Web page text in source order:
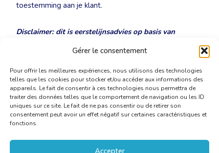
Gérer le consentement
Pour offrir les meilleures expériences, nous utilisons des technologies
telles que les cookies pour stocker et/ou accéder aux informations des
appareils. Le fait de consentir à ces technologies nous permettra de
traiter des données telles que le comportement de navigation ou les ID
uniques sur ce site. Le fait de ne pas consentir ou de retirer son
consentement peut avoir un effet négatif sur certaines caractéristiques et
fonctions.
Accepter
toestemming aan je klant.
Disclaimer: dit is eerstelijnsadvies op basis van
advies in het kader van een procedure.